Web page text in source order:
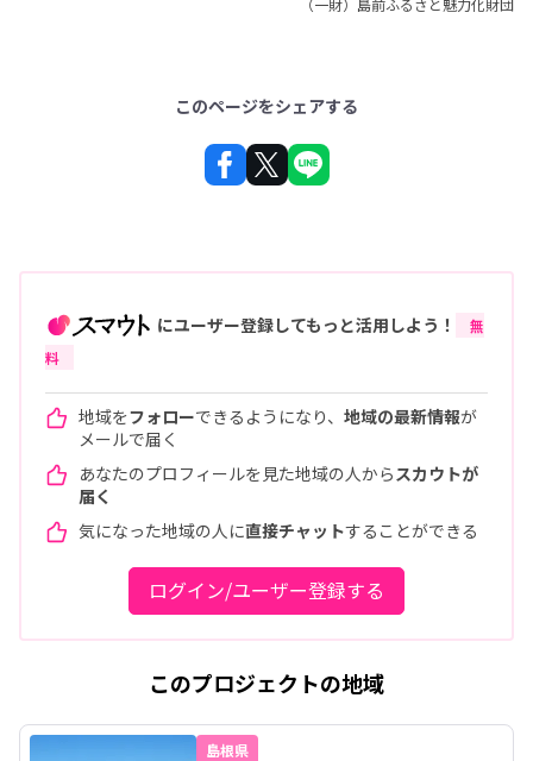
（一財）島前ふるさと魅力化財団
このページをシェアする
にユーザー登録してもっと活用しよう！
無
料
地域をフォローできるようになり、 地域の最新情報が
メールで届く
あなたのプロフィールを見た地域の人から スカウトが
届く
気になった地域の人に直接チャットすることができる
ログイン/ユーザー登録する
このプロジェクトの地域
島根県